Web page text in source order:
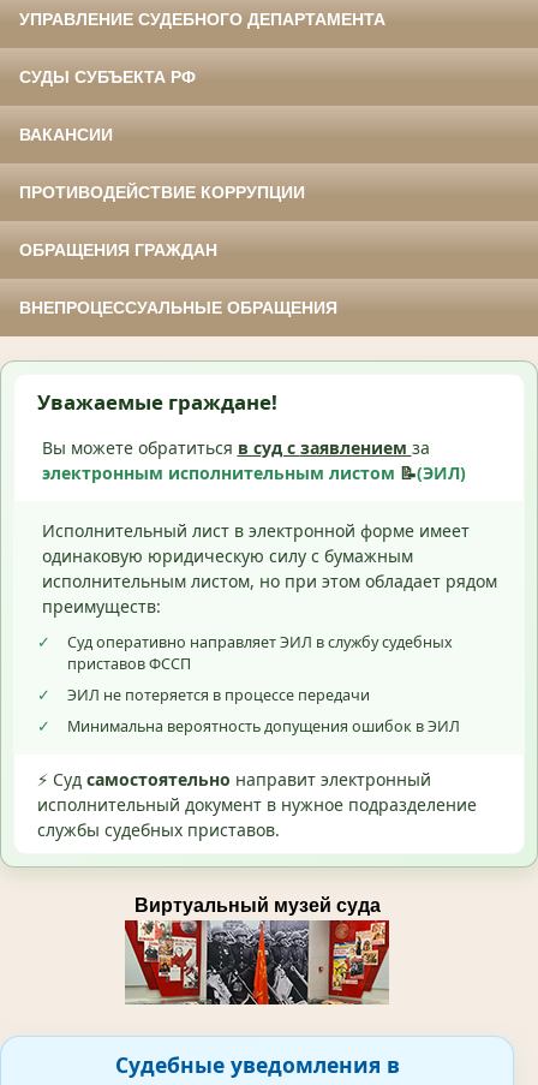
УПРАВЛЕНИЕ СУДЕБНОГО ДЕПАРТАМЕНТА
СУДЫ СУБЪЕКТА РФ
ВАКАНСИИ
ПРОТИВОДЕЙСТВИЕ КОРРУПЦИИ
ОБРАЩЕНИЯ ГРАЖДАН
ВНЕПРОЦЕССУАЛЬНЫЕ ОБРАЩЕНИЯ
Уважаемые граждане!
Вы можете обратиться в суд с заявлением за
электронным исполнительным листом 📝(ЭИЛ)
Исполнительный лист в электронной форме имеет
одинаковую юридическую силу с бумажным
исполнительным листом, но при этом обладает рядом
преимуществ:
✓
Суд оперативно направляет ЭИЛ в службу судебных
приставов ФССП
✓
ЭИЛ не потеряется в процессе передачи
✓
Минимальна вероятность допущения ошибок в ЭИЛ
⚡ Суд самостоятельно направит электронный
исполнительный документ в нужное подразделение
службы судебных приставов.
Виртуальный музей суда
Судебные уведомления в